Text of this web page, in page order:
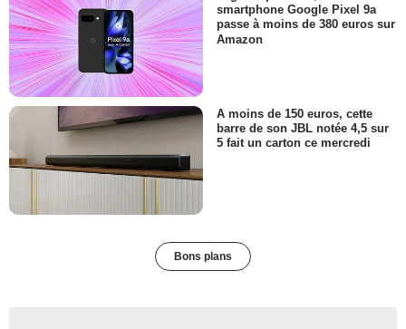
smartphone Google Pixel 9a
passe à moins de 380 euros sur
Amazon
A moins de 150 euros, cette
barre de son JBL notée 4,5 sur
5 fait un carton ce mercredi
Bons plans